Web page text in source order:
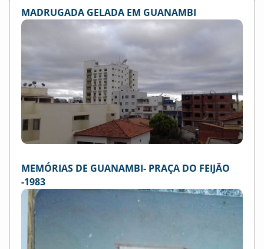
MADRUGADA GELADA EM GUANAMBI
MEMÓRIAS DE GUANAMBI- PRAÇA DO FEIJÃO
-1983